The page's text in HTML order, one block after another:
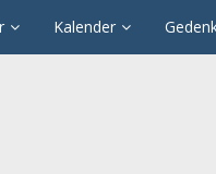
Kalender